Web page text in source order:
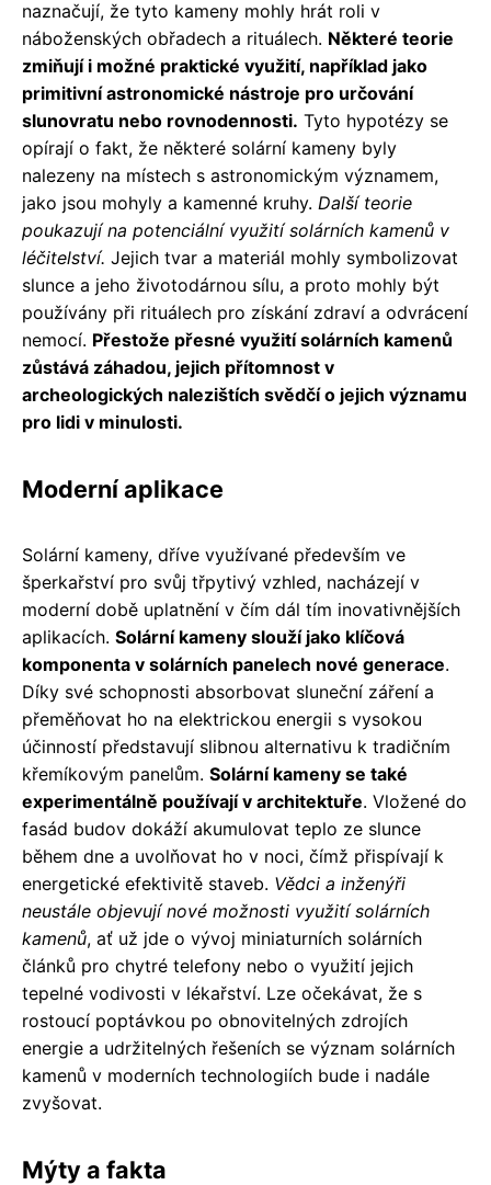
naznačují, že tyto kameny mohly hrát roli v
náboženských obřadech a rituálech. Některé teorie
zmiňují i ​​možné praktické využití, například jako
primitivní astronomické nástroje pro určování
slunovratu nebo rovnodennosti. Tyto hypotézy se
opírají o fakt, že některé solární kameny byly
nalezeny na místech s astronomickým významem,
jako jsou mohyly a kamenné kruhy. Další teorie
poukazují na potenciální využití solárních kamenů v
léčitelství. Jejich tvar a materiál mohly symbolizovat
slunce a jeho životodárnou sílu, a proto mohly být
používány při rituálech pro získání zdraví a odvrácení
nemocí. Přestože přesné využití solárních kamenů
zůstává záhadou, jejich přítomnost v
archeologických nalezištích svědčí o jejich významu
pro lidi v minulosti.
Moderní aplikace
Solární kameny, dříve využívané především ve
šperkařství pro svůj třpytivý vzhled, nacházejí v
moderní době uplatnění v čím dál tím inovativnějších
aplikacích. Solární kameny slouží jako klíčová
komponenta v solárních panelech nové generace.
Díky své schopnosti absorbovat sluneční záření a
přeměňovat ho na elektrickou energii s vysokou
účinností představují slibnou alternativu k tradičním
křemíkovým panelům. Solární kameny se také
experimentálně používají v architektuře. Vložené do
fasád budov dokáží akumulovat teplo ze slunce
během dne a uvolňovat ho v noci, čímž přispívají k
energetické efektivitě staveb. Vědci a inženýři
neustále objevují nové možnosti využití solárních
kamenů, ať už jde o vývoj miniaturních solárních
článků pro chytré telefony nebo o využití jejich
tepelné vodivosti v lékařství. Lze očekávat, že s
rostoucí poptávkou po obnovitelných zdrojích
energie a udržitelných řešeních se význam solárních
kamenů v moderních technologiích bude i nadále
zvyšovat.
Mýty a fakta